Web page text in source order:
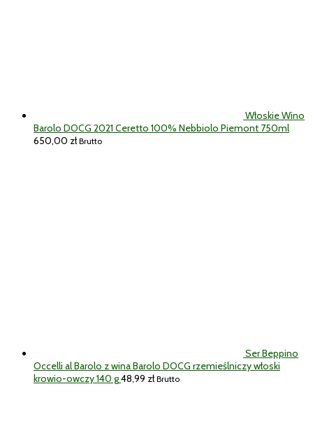
Włoskie Wino
Barolo DOCG 2021 Ceretto 100% Nebbiolo Piemont 750ml
650,00 zł Brutto
Ser Beppino
Occelli al Barolo z wina Barolo DOCG rzemieślniczy włoski
krowio-owczy 140 g48,99 zł Brutto